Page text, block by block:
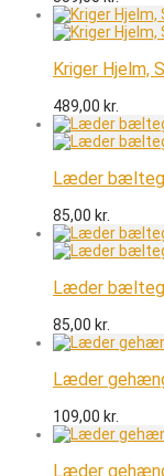
Kriger Hjelm,
489,00 kr.
Læder
85,00 kr.
Læder
85,00 kr.
Læder
109,00 kr.
Læder